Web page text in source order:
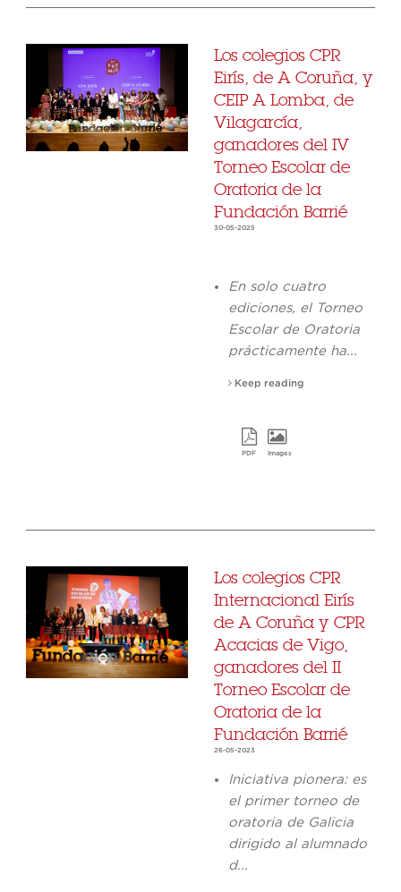
Los colegios CPR
Eirís, de A Coruña, y
CEIP A Lomba, de
Vilagarcía,
ganadores del IV
Torneo Escolar de
Oratoria de la
Fundación Barrié
30-05-2025
En solo cuatro
ediciones, el Torneo
Escolar de Oratoria
prácticamente ha...
Keep reading
PDF Images
Los colegios CPR
Internacional Eirís
de A Coruña y CPR
Acacias de Vigo,
ganadores del II
Torneo Escolar de
Oratoria de la
Fundación Barrié
26-05-2023
Iniciativa pionera: es
el primer torneo de
oratoria de Galicia
dirigido al alumnado
d...